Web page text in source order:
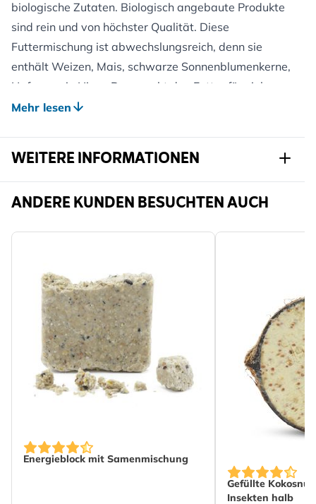
biologische Zutaten. Biologisch angebaute Produkte
sind rein und von höchster Qualität. Diese
Futtermischung ist abwechslungsreich, denn sie
enthält Weizen, Mais, schwarze Sonnenblumenkerne,
Hafer sowie Hirse. Das macht das Futter für viele
Gartenvögel attraktiv. Dieses Wildvogelfutter kann in
Mehr lesen
WEITERE INFORMATIONEN
Artikelnr. 130540119
Höhe
Länge
Gewicht
Kalorien pro
100g
375.24
Bio-Weizen, Bio-Mais,
Sonnenblumen, Bio-
Hirsesamen, Bio-Hafer
Rohprotein 11%, Rohfett
Mehr lesen
ANDERE KUNDEN BESUCHTEN AUCH
Energieblock mit Samenmischung
Gefüllte
Insekten halb